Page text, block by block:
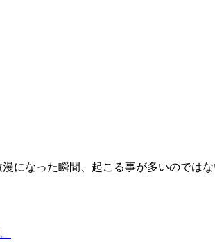
になった瞬間、起こる事が多いのではな